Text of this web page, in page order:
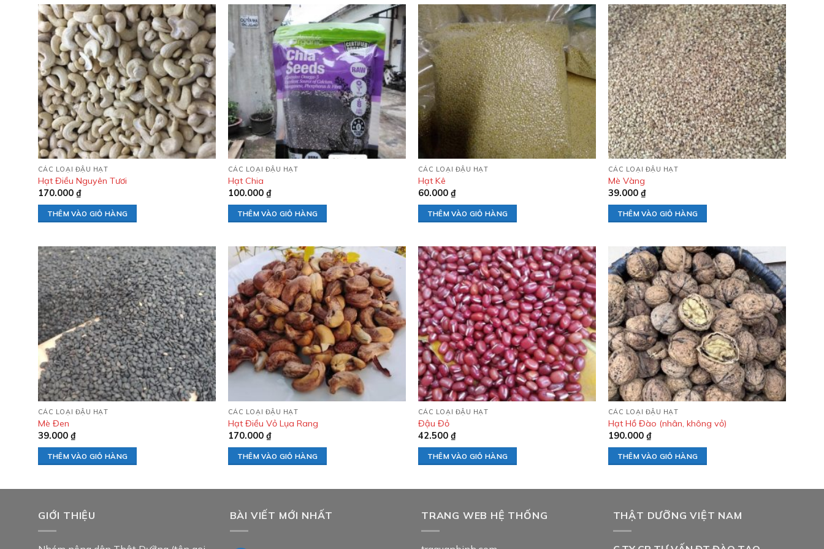
Add to
wishlist
CÁC LOẠI ĐẬU HẠT
Hạt Điều Nguyên Tươi
170.000 ₫
THÊM VÀO GIỎ HÀNG
Add to
wishlist
CÁC LOẠI ĐẬU HẠT
Hạt Chia
100.000 ₫
THÊM VÀO GIỎ HÀNG
Add to
wishlist
CÁC LOẠI ĐẬU HẠT
Hạt Kê
60.000 ₫
THÊM VÀO GIỎ HÀNG
Add to
wishlist
CÁC LOẠI ĐẬU HẠT
Mè Vàng
39.000 ₫
THÊM VÀO GIỎ HÀNG
Add to
wishlist
CÁC LOẠI ĐẬU HẠT
Mè Đen
39.000 ₫
THÊM VÀO GIỎ HÀNG
Add to
wishlist
CÁC LOẠI ĐẬU HẠT
Hạt Điều Vỏ Lụa Rang
170.000 ₫
THÊM VÀO GIỎ HÀNG
Add to
wishlist
CÁC LOẠI ĐẬU HẠT
Đậu Đỏ
42.500 ₫
THÊM VÀO GIỎ HÀNG
Add to
wishlist
CÁC LOẠI ĐẬU HẠT
Hạt Hồ Đào (nhân, không vỏ)
190.000 ₫
THÊM VÀO GIỎ HÀNG
GIỚI THIỆU BÀI VIẾT MỚI NHẤT TRANG WEB HỆ THỐNG THẬT DƯỠNG VIỆT NAM